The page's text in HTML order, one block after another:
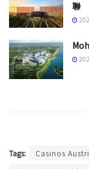
聯
Tags: Casinos